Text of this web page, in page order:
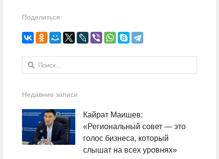
Поделиться
Найти:
Недавние записи
Кайрат Маишев:
«Региональный совет — это
голос бизнеса, который
слышат на всех уровнях»